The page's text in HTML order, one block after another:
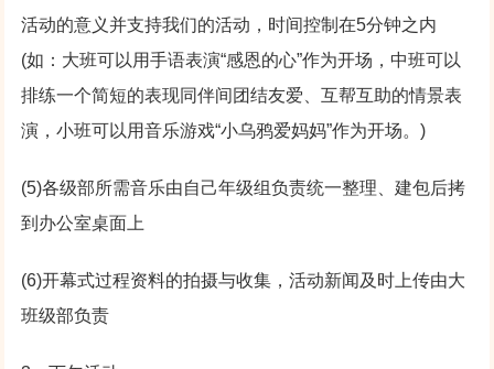
活动的意义并支持我们的活动，时间控制在5分钟之内
(如：大班可以用手语表演“感恩的心”作为开场，中班可以
排练一个简短的表现同伴间团结友爱、互帮互助的情景表
演，小班可以用音乐游戏“小乌鸦爱妈妈”作为开场。)
(5)各级部所需音乐由自己年级组负责统一整理、建包后拷
到办公室桌面上
(6)开幕式过程资料的拍摄与收集，活动新闻及时上传由大
班级部负责